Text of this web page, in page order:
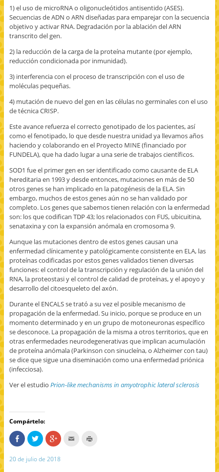
1) el uso de microRNA o oligonucleótidos antisentido (ASES).
Secuencias de ADN o ARN diseñadas para emparejar con la secuencia
objetivo y activar RNA. Degradación por la ablación del ARN
transcrito del gen.
2) la reducción de la carga de la proteína mutante (por ejemplo,
reducción condicionada por inmunidad).
3) interferencia con el proceso de transcripción con el uso de
moléculas pequeñas.
4) mutación de nuevo del gen en las células no germinales con el uso
de técnica CRISP.
Este avance refuerza el correcto genotipado de los pacientes, así
como el fenotipado, lo que desde nuestra unidad ya llevamos años
haciendo y colaborando en el Proyecto MINE (financiado por
FUNDELA), que ha dado lugar a una serie de trabajos científicos.
SOD1 fue el primer gen en ser identificado como causante de ELA
hereditaria en 1993 y desde entonces, mutaciones en más de 50
otros genes se han implicado en la patogénesis de la ELA. Sin
embargo, muchos de estos genes aún no se han validado por
completo. Los genes que sabemos tienen relación con la enfermedad
son: los que codifican TDP 43; los relacionados con FUS, ubicuitina,
senataxina y con la expansión anómala en cromosoma 9.
Aunque las mutaciones dentro de estos genes causan una
enfermedad clínicamente y patológicamente consistente en ELA, las
proteínas codificadas por estos genes validados tienen diversas
funciones: el control de la transcripción y regulación de la unión del
RNA, la proteostasi y el control de calidad de proteínas, y el apoyo y
desarrollo del citoesqueleto del axón.
Durante el ENCALS se trató a su vez el posible mecanismo de
propagación de la enfermedad. Su inicio, porque se produce en un
momento determinado y en un grupo de motoneuronas específico
se desconoce. La propagación de la misma a otros territorios, que en
otras enfermedades neurodegenerativas que implican acumulación
de proteína anómala (Parkinson con sinucleína, o Alzheimer con tau)
se dice que sigue una diseminación como una enfermedad priónica
(infecciosa).
Ver el estudio Prion-like mechanisms in amyotrophic lateral sclerosis
Compártelo:
C
o
a
H
a
c
l
H
a
c
l
20 de julio de 2018